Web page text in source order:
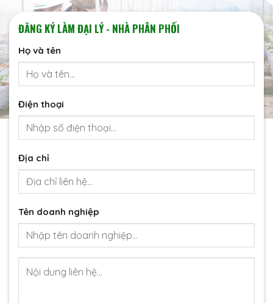
ĐĂNG KÝ LÀM ĐẠI LÝ - NHÀ PHÂN PHỐI
Họ và tên
Điện thoại
Địa chỉ
Tên doanh nghiệp